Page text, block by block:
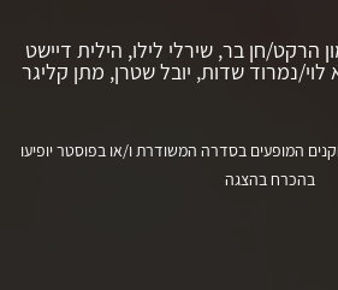
הרקט/חן בר, שירלי לילו, הילית דיישט
לוי/נמרוד שדות, יובל שטרן, מתן קליגר
המופעים בסדרה המשודרת ו/או בפוסטר יופיעו
בהכרח בהצגה